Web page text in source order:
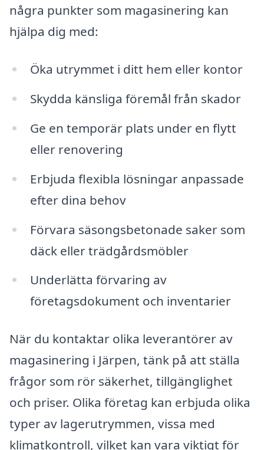
några punkter som magasinering kan
hjälpa dig med:
Öka utrymmet i ditt hem eller kontor
Skydda känsliga föremål från skador
Ge en temporär plats under en flytt
eller renovering
Erbjuda flexibla lösningar anpassade
efter dina behov
Förvara säsongsbetonade saker som
däck eller trädgårdsmöbler
Underlätta förvaring av
företagsdokument och inventarier
När du kontaktar olika leverantörer av
magasinering i Järpen, tänk på att ställa
frågor som rör säkerhet, tillgänglighet
och priser. Olika företag kan erbjuda olika
typer av lagerutrymmen, vissa med
klimatkontroll, vilket kan vara viktigt för